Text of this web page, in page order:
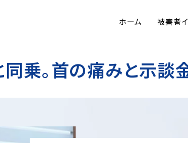
ホーム 被害者
同乗。首の痛みと示談